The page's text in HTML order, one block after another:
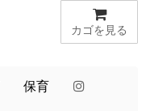
カゴを見る
保育